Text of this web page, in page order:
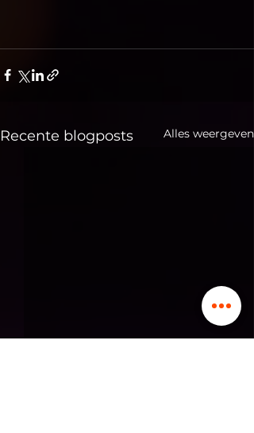
Recente blogposts Alles weergeven